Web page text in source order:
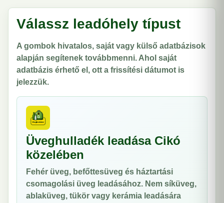
Válassz leadóhely típust
A gombok hivatalos, saját vagy külső adatbázisok
alapján segítenek továbbmenni. Ahol saját
adatbázis érhető el, ott a frissítési dátumot is
jelezzük.
Üveghulladék leadása Cikó
közelében
Fehér üveg, befőttesüveg és háztartási
csomagolási üveg leadásához. Nem síküveg,
ablaküveg, tükör vagy kerámia leadására